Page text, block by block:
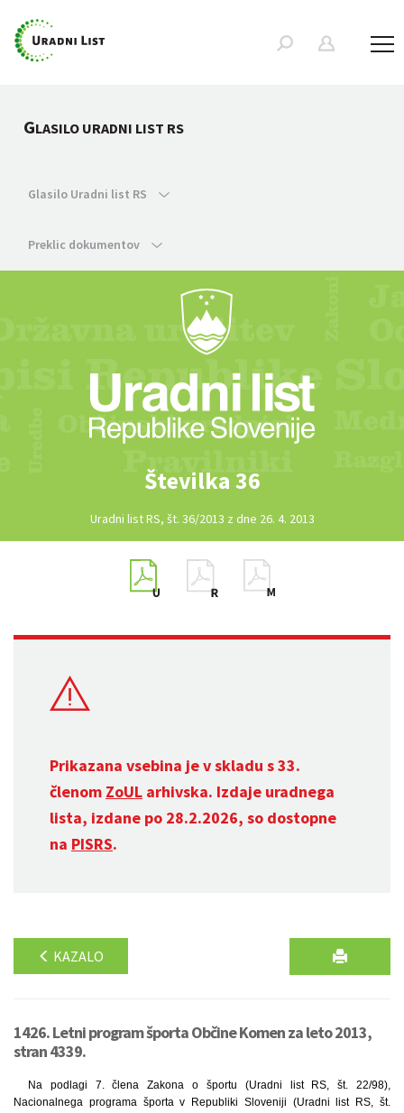
GLASILO URADNI LIST RS
Glasilo Uradni list RS
Preklic dokumentov
Številka 36
Uradni list RS, št. 36/2013 z dne 26. 4. 2013
Prikazana vsebina je v skladu s 33.
členom ZoUL arhivska. Izdaje uradnega
lista, izdane po 28.2.2026, so dostopne
na PISRS.
KAZALO
1426. Letni program športa Občine Komen za leto 2013,
stran 4339.
Na podlagi 7. člena Zakona o športu (Uradni list RS, št. 22/98),
Nacionalnega programa športa v Republiki Sloveniji (Uradni list RS, št.